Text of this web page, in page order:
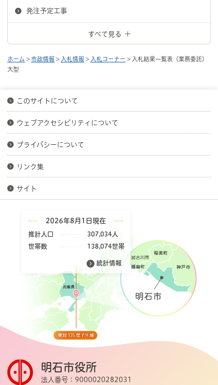
発注予定工事
すべて見る
ホーム > 市政情報 > 入札情報 > 入札コーナー > 入札結果一覧表（業務委託）
大型
このサイトについて
ウェブアクセシビリティについて
プライバシーについて
リンク集
サイト
2026年8月1日現在
推計人口
307,034人
世帯数
138,074世帯
統計情報
明石市役所
法人番号：9000020282031